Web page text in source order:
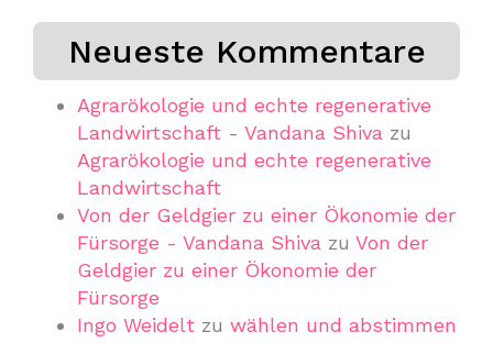
Neueste Kommentare
Agrarökologie und echte regenerative
Landwirtschaft - Vandana Shiva zu
Agrarökologie und echte regenerative
Landwirtschaft
Von der Geldgier zu einer Ökonomie der
Fürsorge - Vandana Shiva zu Von der
Geldgier zu einer Ökonomie der
Fürsorge
Ingo Weidelt zu wählen und abstimmen